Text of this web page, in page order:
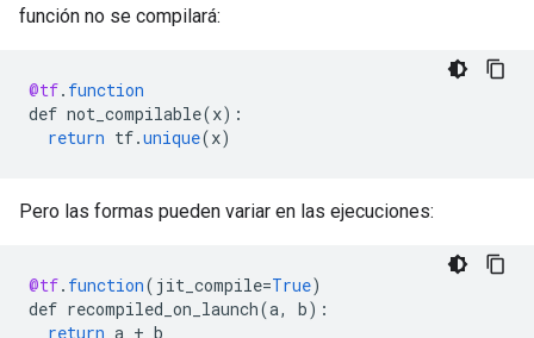
función no se compilará:
@tf. function
def not_compilable(x) :
return tf.unique(x)
Pero las formas pueden variar en las ejecuciones:
@tf. function( jit_compile=True)
def recompiled_on_launch(a, b) :
return a + b